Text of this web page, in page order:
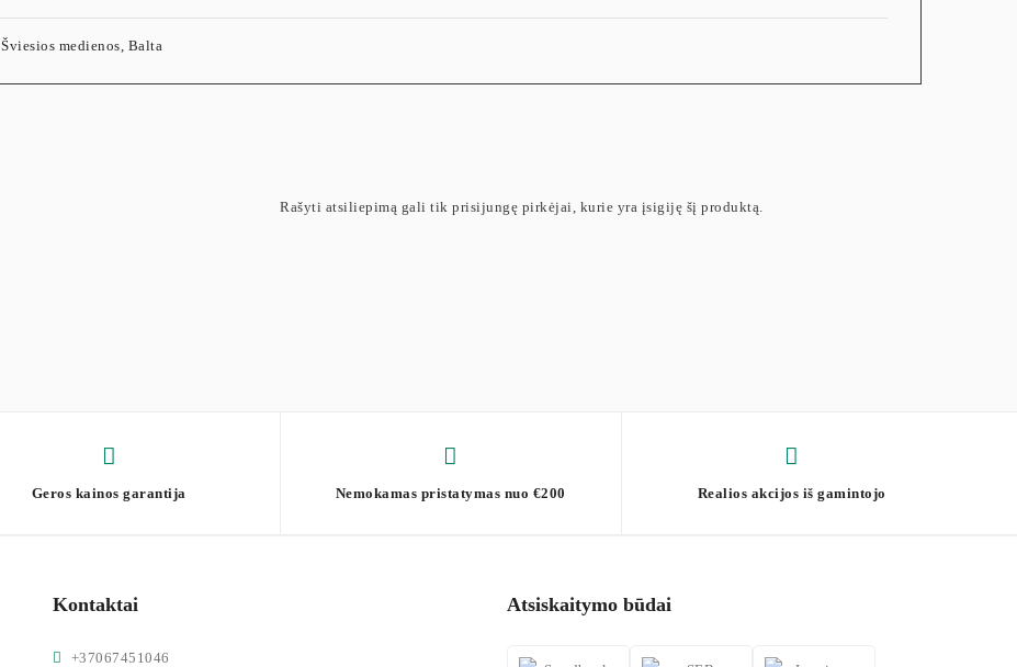
Šviesios medienos, Balta
Rašyti atsiliepimą gali tik prisijungę pirkėjai, kurie yra įsigiję šį produktą.
Geros kainos garantija Nemokamas pristatymas nuo €200 Realios akcijos iš gamintojo
Kontaktai
+37067451046
Atsiskaitymo būdai